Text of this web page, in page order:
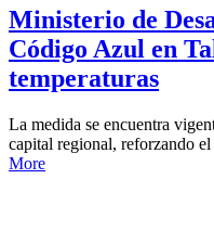
Ministerio de
Código Azul en
temperaturas
La medida se encuentra
capital regional, reforzando
More